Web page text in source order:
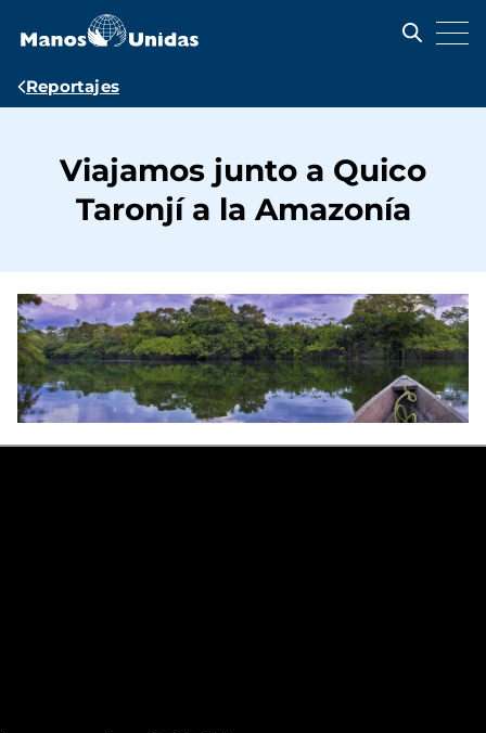
contenido
Ruta
navegación
Reportajes
Viajamos junto a Quico
Taronjí a la Amazonía